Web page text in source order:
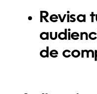
Revisa
de